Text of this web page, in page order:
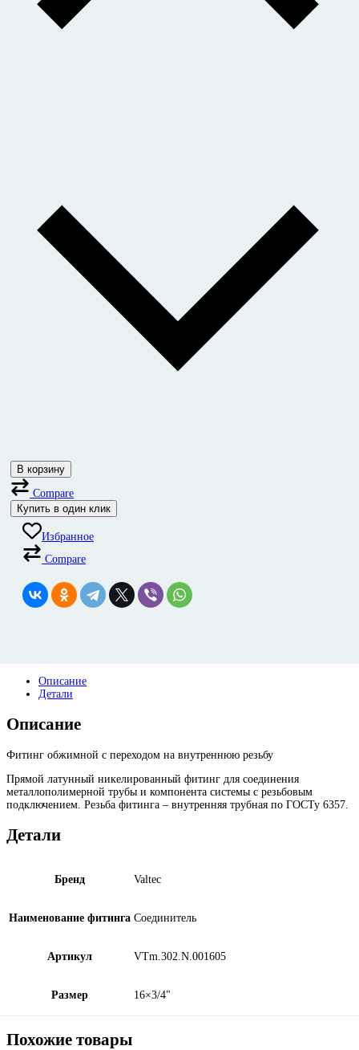
В корзину
Compare
Купить в один клик
Избранное
Compare
Описание
Детали
Описание
Фитинг обжимной с переходом на внутреннюю резьбу
Прямой латунный никелированный фитинг для соединения
металлополимерной трубы и компонента системы с резьбовым
подключением. Резьба фитинга – внутренняя трубная по ГОСТу 6357.
Детали
Бренд Valtec
Наименование фитинга Соединитель
Артикул VTm.302.N.001605
Размер 16×3/4"
Похожие товары